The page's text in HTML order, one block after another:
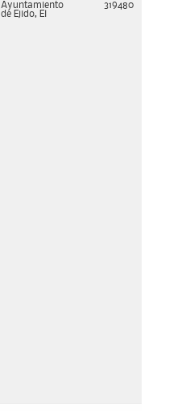
Ayuntamiento
de Ejido, El
319480